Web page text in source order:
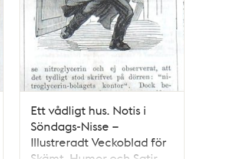
Ett vådligt hus. Notis i
Söndags-Nisse –
Illustreradt Veckoblad för